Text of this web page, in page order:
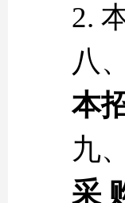
2.
八、
本
九
采